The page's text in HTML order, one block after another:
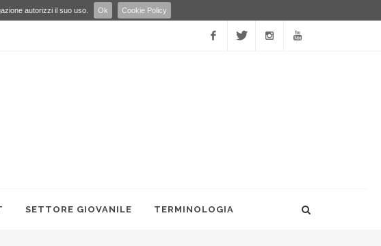
autorizzi il suo uso. Ok Cookie Policy
SETTORE GIOVANILE TERMINOLOGIA